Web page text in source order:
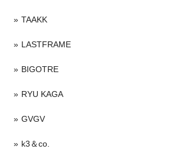
TAAKK
LASTFRAME
BIGOTRE
RYU KAGA
GVGV
k3＆co.